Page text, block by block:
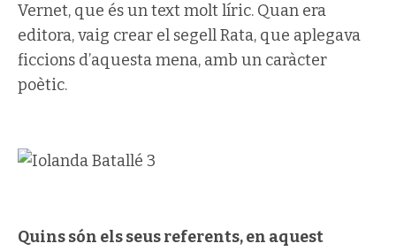
Vernet, que és un text molt líric. Quan era
editora, vaig crear el segell Rata, que aplegava
ficcions d’aquesta mena, amb un caràcter
poètic.
Quins són els seus referents, en aquest